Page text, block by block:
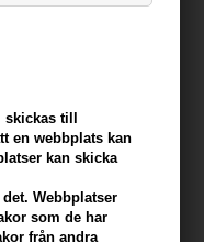
skickas till
en webbplats kan
kan skicka
Webbplatser
som de har
från andra
ersättning som
lagstiftning. Åter­
beslut om godkänd
rimlig tid, efter du har
du en produkt